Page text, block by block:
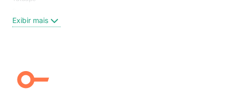
Centro
Campo Belo
Ipiranga
Exibir mais